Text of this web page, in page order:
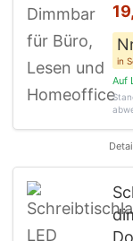
in
Auf